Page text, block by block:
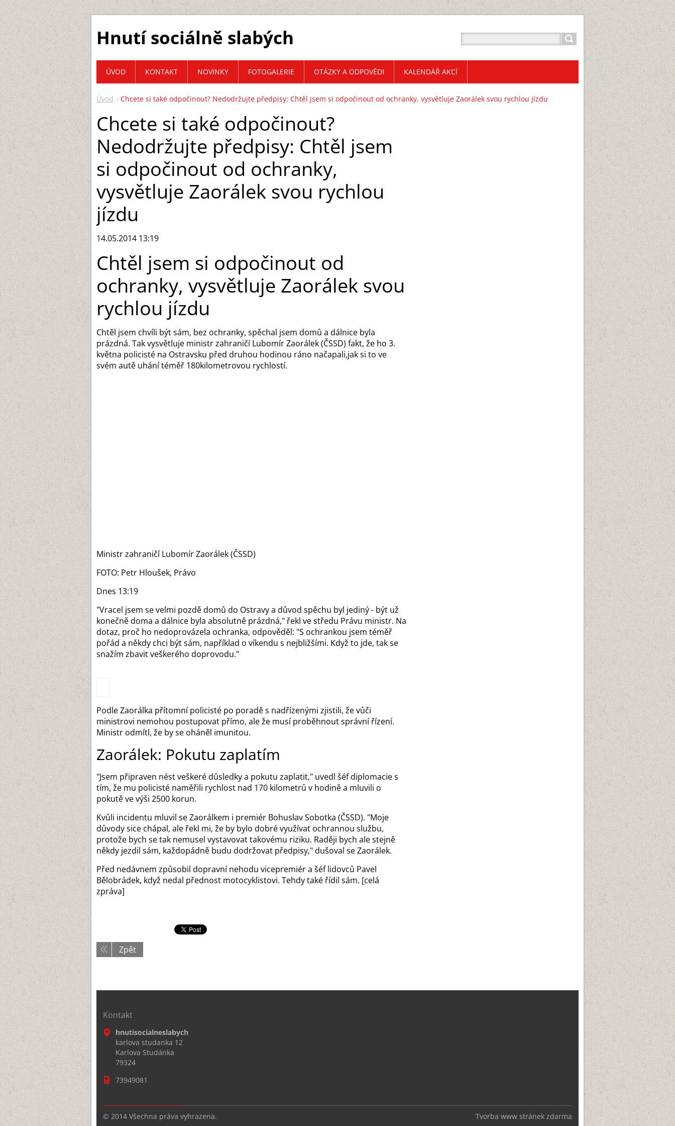
Hnutí sociálně slabých
Úvod Chcete si také odpočinout? Nedodržujte předpisy: Chtěl jsem si odpočinout od ochranky, vysvětluje Zaorálek svou rychlou jízdu
Chcete si také odpočinout?
Nedodržujte předpisy: Chtěl jsem
si odpočinout od ochranky,
vysvětluje Zaorálek svou rychlou
jízdu
14.05.2014 13:19
Chtěl jsem si odpočinout od
ochranky, vysvětluje Zaorálek svou
rychlou jízdu
Chtěl jsem chvíli být sám, bez ochranky, spěchal jsem domů a dálnice byla
prázdná. Tak vysvětluje ministr zahraničí Lubomír Zaorálek (ČSSD) fakt, že ho 3.
května policisté na Ostravsku před druhou hodinou ráno načapali,jak si to ve
svém autě uhání téměř 180kilometrovou rychlostí.
Ministr zahraničí Lubomír Zaorálek (ČSSD)
FOTO: Petr Hloušek, Právo
Dnes 13:19
"Vracel jsem se velmi pozdě domů do Ostravy a důvod spěchu byl jediný - být už
konečně doma a dálnice byla absolutně prázdná," řekl ve středu Právu ministr. Na
dotaz, proč ho nedoprovázela ochranka, odpověděl: "S ochrankou jsem téměř
pořád a někdy chci být sám, například o víkendu s nejbližšími. Když to jde, tak se
snažím zbavit veškerého doprovodu."
Podle Zaorálka přítomní policisté po poradě s nadřízenými zjistili, že vůči
ministrovi nemohou postupovat přímo, ale že musí proběhnout správní řízení.
Ministr odmítl, že by se oháněl imunitou.
Zaorálek: Pokutu zaplatím
"Jsem připraven nést veškeré důsledky a pokutu zaplatit," uvedl šéf diplomacie s
tím, že mu policisté naměřili rychlost nad 170 kilometrů v hodině a mluvili o
pokutě ve výši 2500 korun.
Kvůli incidentu mluvil se Zaorálkem i premiér Bohuslav Sobotka (ČSSD). "Moje
důvody sice chápal, ale řekl mi, že by bylo dobré využívat ochrannou službu,
protože bych se tak nemusel vystavovat takovému riziku. Raději bych ale stejně
někdy jezdil sám, každopádně budu dodržovat předpisy," dušoval se Zaorálek.
Před nedávnem způsobil dopravní nehodu vicepremiér a šéf lidovců Pavel
Bělobrádek, když nedal přednost motocyklistovi. Tehdy také řídil sám. [celá
zpráva]
Zpět
ÚVOD KONTAKT NOVINKY FOTOGALERIE OTÁZKY A ODPOVĚDI KALENDÁŘ AKCÍ
Kontakt
hnutisocialneslabych
karlova studanka 12
Karlova Studánka
79324
73949081
© 2014 Všechna práva vyhrazena. Tvorba www stránek zdarma